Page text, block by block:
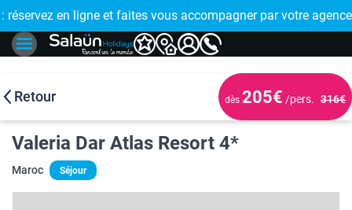
!
: réservez en ligne et faites vous accompagner par votre
🤩
Retour dès 205€ /pers. 316€
Valeria Dar Atlas Resort 4*
Maroc Séjour